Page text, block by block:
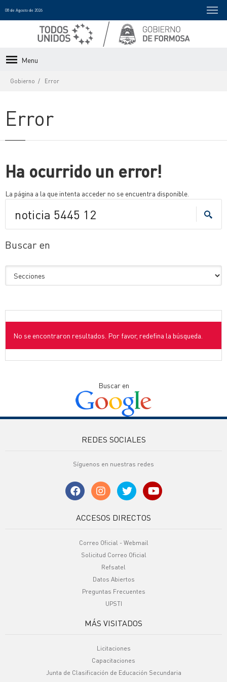
08 de Agosto de 2026
Menu
Gobierno Error
Error
Ha ocurrido un error!
La página a la que intenta acceder no se encuentra disponible.
Buscar en
No se encontraron resultados. Por favor, redefina la búsqueda.
Buscar en
REDES SOCIALES
Síguenos en nuestras redes
ACCESOS DIRECTOS
Correo Oficial - Webmail
Solicitud Correo Oficial
Refsatel
Datos Abiertos
Preguntas Frecuentes
UPSTI
MÁS VISITADOS
Licitaciones
Capacitaciones
Junta de Clasificación de Educación Secundaria